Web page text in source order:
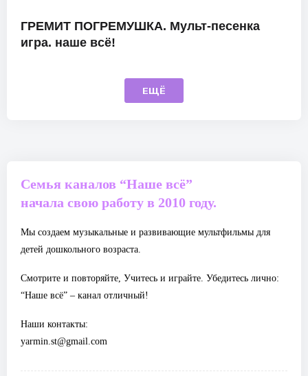
ГРЕМИТ ПОГРЕМУШКА. Мульт-песенка
игра. наше всё!
ЕЩЁ
Семья каналов “Наше всё”
начала свою работу в 2010 году.
Мы создаем музыкальные и развивающие мультфильмы для
детей дошкольного возраста.
Смотрите и повторяйте, Учитесь и играйте. Убедитесь лично:
“Наше всё” – канал отличный!
Наши контакты:
yarmin.st@gmail.com